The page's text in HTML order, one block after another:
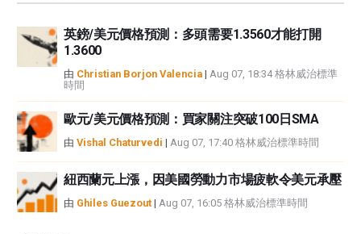
英鎊/美元價格預測：多頭需要1.3560才能打開
1.3600
由 Christian Borjon Valencia | Aug 07, 18:34 格林威治標準
時間
歐元/美元價格預測：買家關注突破100日SMA
由 Vishal Chaturvedi | Aug 07, 17:40 格林威治標準時間
紐西蘭元上漲，因美國勞動力市場疲軟令美元承壓
由 Ghiles Guezout | Aug 07, 16:05 格林威治標準時間